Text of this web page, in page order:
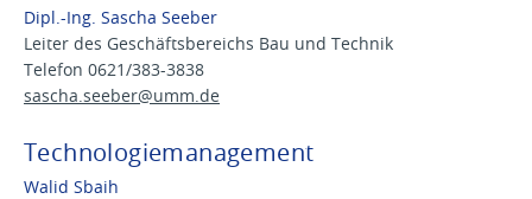
Dipl.-Ing. Sascha Seeber
Leiter des Geschäftsbereichs Bau und Technik
Telefon 0621/383-3838
sascha.seeber@umm.de
Technologiemanagement
Walid Sbaih